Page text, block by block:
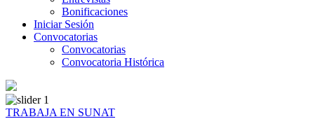
Bonificaciones
Iniciar Sesión
Convocatorias
Convocatorias
Convocatoria Histórica
TRABAJA EN SUNAT